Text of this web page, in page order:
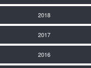
2018
2017
2016